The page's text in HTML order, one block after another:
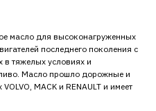
масло для высоконагруженных
последнего поколения с
тяжелых условиях и
Масло прошло дорожные и
MACK и RENAULT и имеет